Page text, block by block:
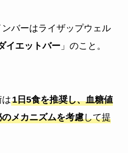
バーはライザップウェル
イエットバー」のこと。
1日5食を推奨し、血糖値
メカニズムを考慮して提